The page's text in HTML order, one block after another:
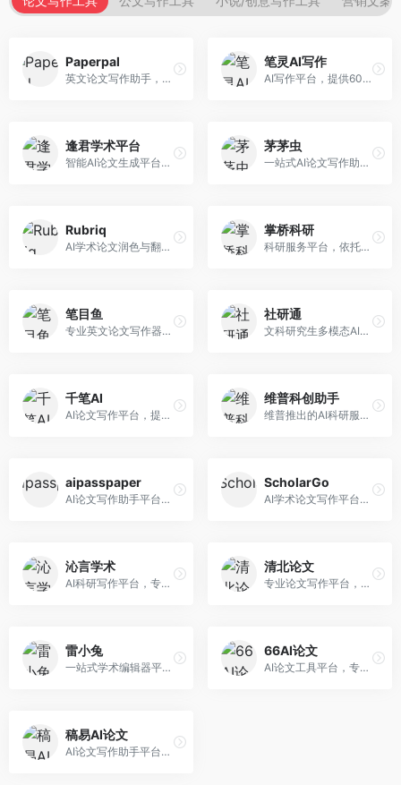
Paperpal
英文论文写作助手，专注于学术英语润色。面向需要发表国际期刊的研究者，提供语法检查、学术表达优化、格式规范等服务，英语表达地道专业。
笔灵AI写作
AI写作平台，提供600+写作模板。面向学生、职场人士和内容创作者，支持论文、公文、营销文案等多种文体，模板丰富，一键生成，写作效率大幅提升。
逢君学术平台
智能AI论文生成平台，支持查重检测。面向高校学生和研究人员，提供论文选题、内容生成、查重修改等一站式服务，学术写作流程完整。
茅茅虫
一站式AI论文写作助手，覆盖学术写作全场景。面向高校学生和科研人员，提供开题报告、文献综述、论文正文等写作服务，支持多学科多类型论文，操作简便。
Rubriq
AI学术论文润色与翻译平台。面向国际期刊投稿者，提供论文润色、翻译、格式调整等服务，支持多语言，学术表达专业规范。
掌桥科研
科研服务平台，依托3亿+真实文献数据库。面向学术研究者和学生，提供文献检索、论文写作、科研数据分析等服务，文献资源丰富，学术支持专业。
笔目鱼
专业英文论文写作器，支持学术论文全流程。面向留学生和国际期刊投稿者，提供英文论文撰写、润色、格式调整等服务，学术英语表达规范。
社研通
文科研究生多模态AI学术写作平台。面向文科研究生和社科研究者，提供文献综述、理论分析、定性研究辅助等服务，文科研究方法论支持完善。
千笔AI
AI论文写作平台，提供无限改稿服务。面向高校学生和学术研究者，支持论文选题、大纲生成、内容撰写、查重修改等全流程服务，改稿次数不限，服务质量有保障。
维普科创助手
维普推出的AI科研服务平台，整合学术资源与智能写作。面向科研人员和高校师生，提供文献检索、论文写作、查重检测等一站式服务，学术资源权威可靠。
aipasspaper
AI论文写作助手平台，提供智能化的学术写作支持。面向大学生和研究人员，支持多种学科论文生成，提供参考文献管理和格式规范服务，写作效率高。
ScholarGo
AI学术论文写作平台，专注于理工科领域的逻辑构建。面向理工科研究生和科研工作者，提供公式编辑、数据分析、论文结构优化等服务，理工科写作逻辑严谨。
沁言学术
AI科研写作平台，专注于学术研究辅助。面向研究生和科研工作者，提供文献分析、研究方法指导、论文撰写等服务，学术资源丰富，研究支持全面。
清北论文
专业论文写作平台，依托高校学术资源。面向本科生和研究生，提供论文指导、写作辅助、查重检测等服务，学术规范性强，适合追求高质量论文的用户。
雷小兔
一站式学术编辑器平台，覆盖论文写作全流程。面向高校学生和科研人员，提供选题分析、文献检索、论文生成、查重降重等服务，操作流程清晰，学术写作效率显著提升。
66AI论文
AI论文工具平台，专注于高质量低查重论文生成。面向大学生和研究生，提供论文写作、降重修改等服务，生成内容原创度高，查重率低。
稿易AI论文
AI论文写作助手平台，提供智能化学术写作支持。面向高校学生，支持多种论文类型生成，提供参考文献管理和格式规范服务，操作流程简单。